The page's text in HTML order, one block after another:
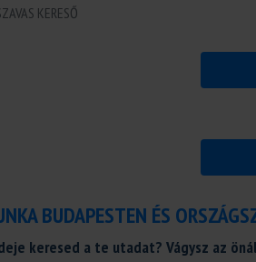
BUDAPESTEN ÉS
keresed a te utadat? Vágysz az